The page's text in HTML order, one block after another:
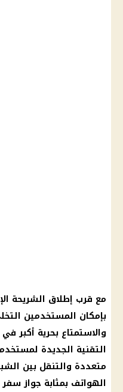
بإمكان المستخدمين
والاستمتاع بحرية أكبر
التقنية الجديدة
متعددة والتنقل بين
الهواتف بمثابة جواز سفر